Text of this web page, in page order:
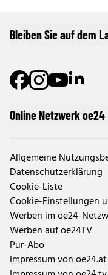
Online Netzwerk oe24
Allgemeine
Datenschutzerklärung
Cookie-Liste
Cookie-Einstellungen
Werben im oe24-
Werben auf oe24TV
Pur-Abo
Impressum von oe24.at
Bleiben Sie auf dem